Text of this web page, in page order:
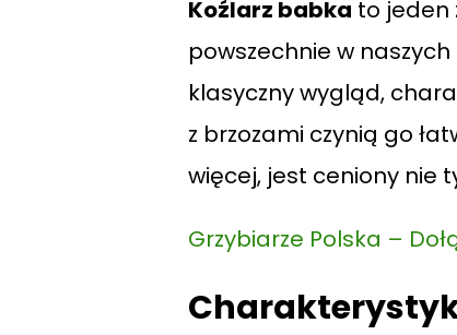
Koźlarz babka to jeden
powszechnie w
klasyczny wygląd,
z brzozami czynią go
więcej, jest ceniony nie
Grzybiarze Polska –